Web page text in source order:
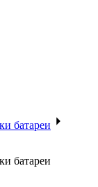
батареи
батареи